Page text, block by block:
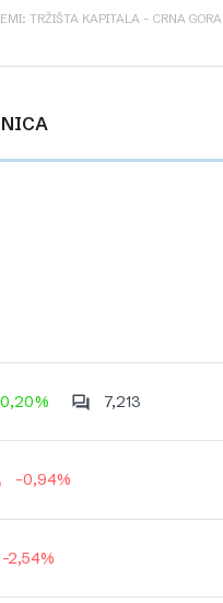
TRŽIŠTA KAPITALA – CRNA GORA
0,20% 7,213
-0,94%
-2,54%